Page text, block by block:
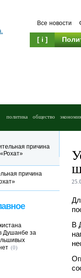
Все новости
[ i ]
политика общество
В
причина
Душанбе за
(0)